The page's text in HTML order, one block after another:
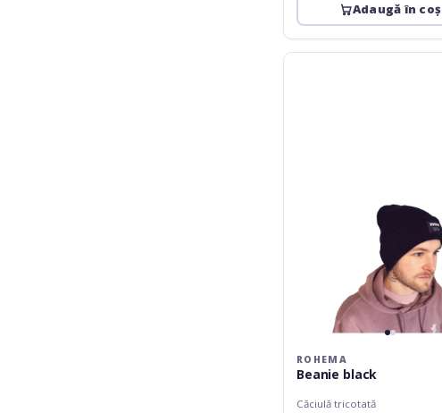
Adaugă în coș
Rohema
ROHEMA
Beanie black
Căciulă tricotată